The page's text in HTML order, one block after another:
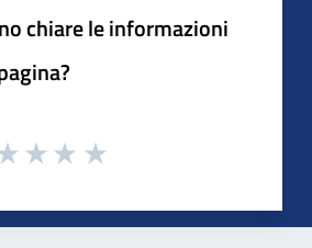
chiare le informazioni